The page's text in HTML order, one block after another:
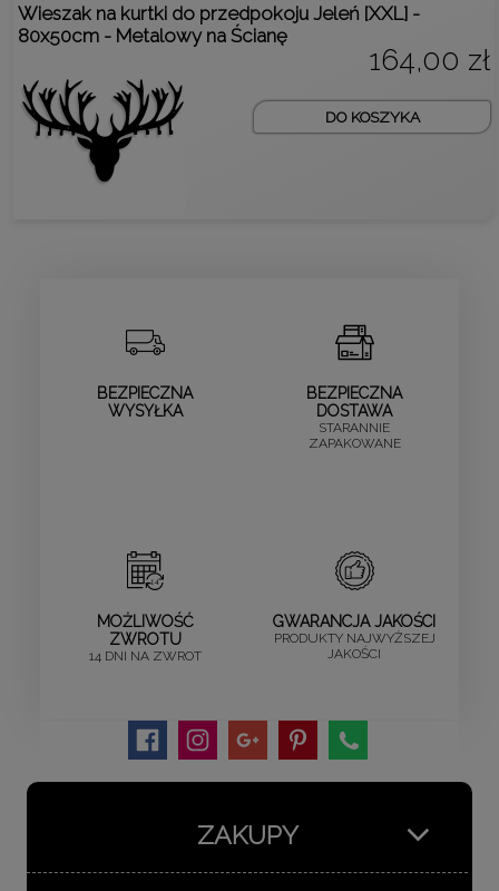
Wieszak na kurtki do przedpokoju Jeleń [XXL] -
80x50cm - Metalowy na Ścianę
164,00 zł
DO KOSZYKA
BEZPIECZNA
WYSYŁKA
BEZPIECZNA
DOSTAWA
STARANNIE
ZAPAKOWANE
MOŻLIWOŚĆ
ZWROTU
14 DNI NA ZWROT
GWARANCJA JAKOŚCI
PRODUKTY NAJWYŻSZEJ
JAKOŚCI
ZAKUPY